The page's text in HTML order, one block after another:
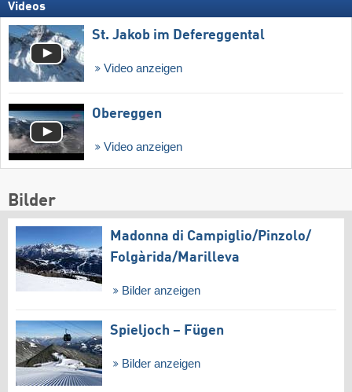
Videos
St. Jakob im Defereggental
Video anzeigen
Obereggen
Video anzeigen
Bilder
Madonna di Campiglio/​Pinzolo/​
Folgàrida/​Marilleva
Bilder anzeigen
Spieljoch – Fügen
Bilder anzeigen